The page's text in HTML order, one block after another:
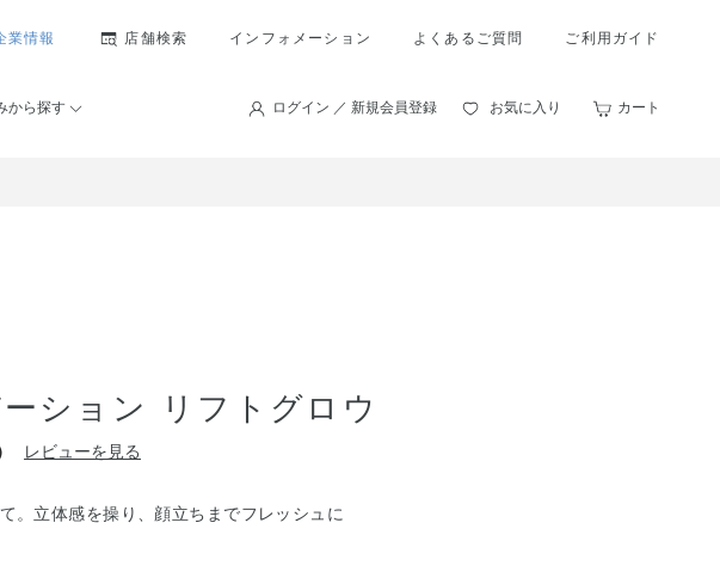
業情報 店舗検索 インフォメーション よくあるご質問 ご利用ガイド
から探す ログイン ／ 新規会員登録 お気に入り カート
ション リフトグロウ
レビューを見る
。立体感を操り、顔立ちまでフレッシュに